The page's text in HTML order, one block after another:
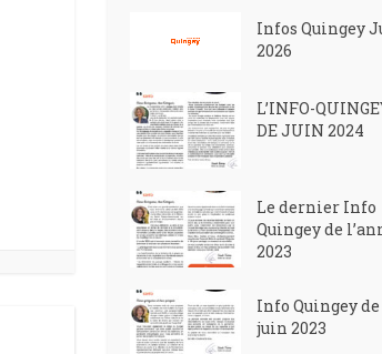
Infos Quingey
2026
L’INFO-
DE JUIN 2024
Le dernier Info
Quingey de
2023
Info Quingey de
juin 2023